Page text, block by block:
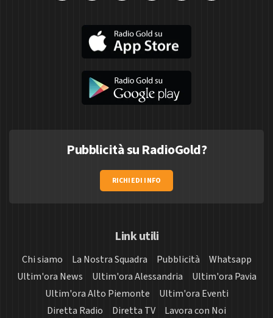
Pubblicità su RadioGold?
RICHIEDI INFO
Link utili
Chi siamo La Nostra Squadra Pubblicità
Whatsapp
Ultim'ora News
Ultim'ora Alessandria
Ultim'ora Pavia
Ultim'ora Alto Piemonte
Ultim'ora Eventi
Diretta Radio
Diretta TV Lavora con Noi